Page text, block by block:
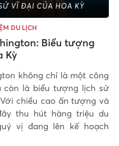
DU LỊCH
Biểu tượng
Kỳ
không chỉ là một công
còn là biểu tượng lịch sử
chiều cao ấn tượng và
thu hút hàng triệu du
vị đang lên kế hoạch